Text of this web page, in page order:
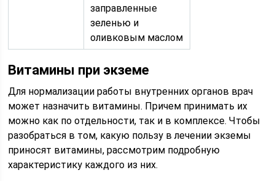
заправленные
зеленью и
оливковым маслом
Витамины при экземе
Для нормализации работы внутренних органов врач
может назначить витамины. Причем принимать их
можно как по отдельности, так и в комплексе. Чтобы
разобраться в том, какую пользу в лечении экземы
приносят витамины, рассмотрим подробную
характеристику каждого из них.